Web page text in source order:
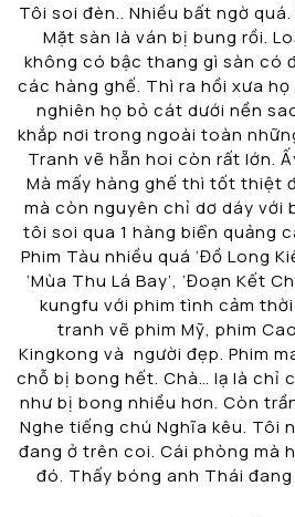
Tôi soi đèn.. Nhiều bất ngờ
Mặt sàn là ván bị bung rồi.
không có bậc thang gì sàn có
các hàng ghế. Thì ra hồi xưa
nghiên họ bỏ cát dưới nền
khắp nơi trong ngoài toàn
Tranh vẽ hẵn hoi còn rất lớn.
Mà mấy hàng ghế thì tốt thiệt
mà còn nguyên chỉ dơ dáy với
tôi soi qua 1 hàng biển quảng
Phim Tàu nhiều quá ‘Đồ Long
‘Mùa Thu Lá Bay’, ‘Đoạn Kết
kungfu với phim tình cảm
tranh vẽ phim Mỹ, phim
Kingkong và người đẹp. Phim
chỗ bị bong hết. Chà… lạ là chỉ
như bị bong nhiều hơn. Còn
Nghe tiếng chú Nghĩa kêu. Tôi
đang ở trên coi. Cái phòng mà
đó. Thấy bóng anh Thái